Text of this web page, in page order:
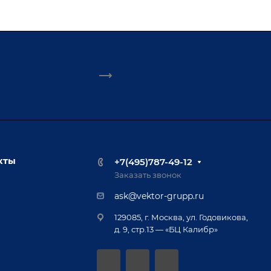
+7(495)787-49-12
Заказать звонок
ask@vektor-grupp.ru
129085, г. Москва, ул. Годовикова,
д. 9, стр.13 — «БЦ Калибр»